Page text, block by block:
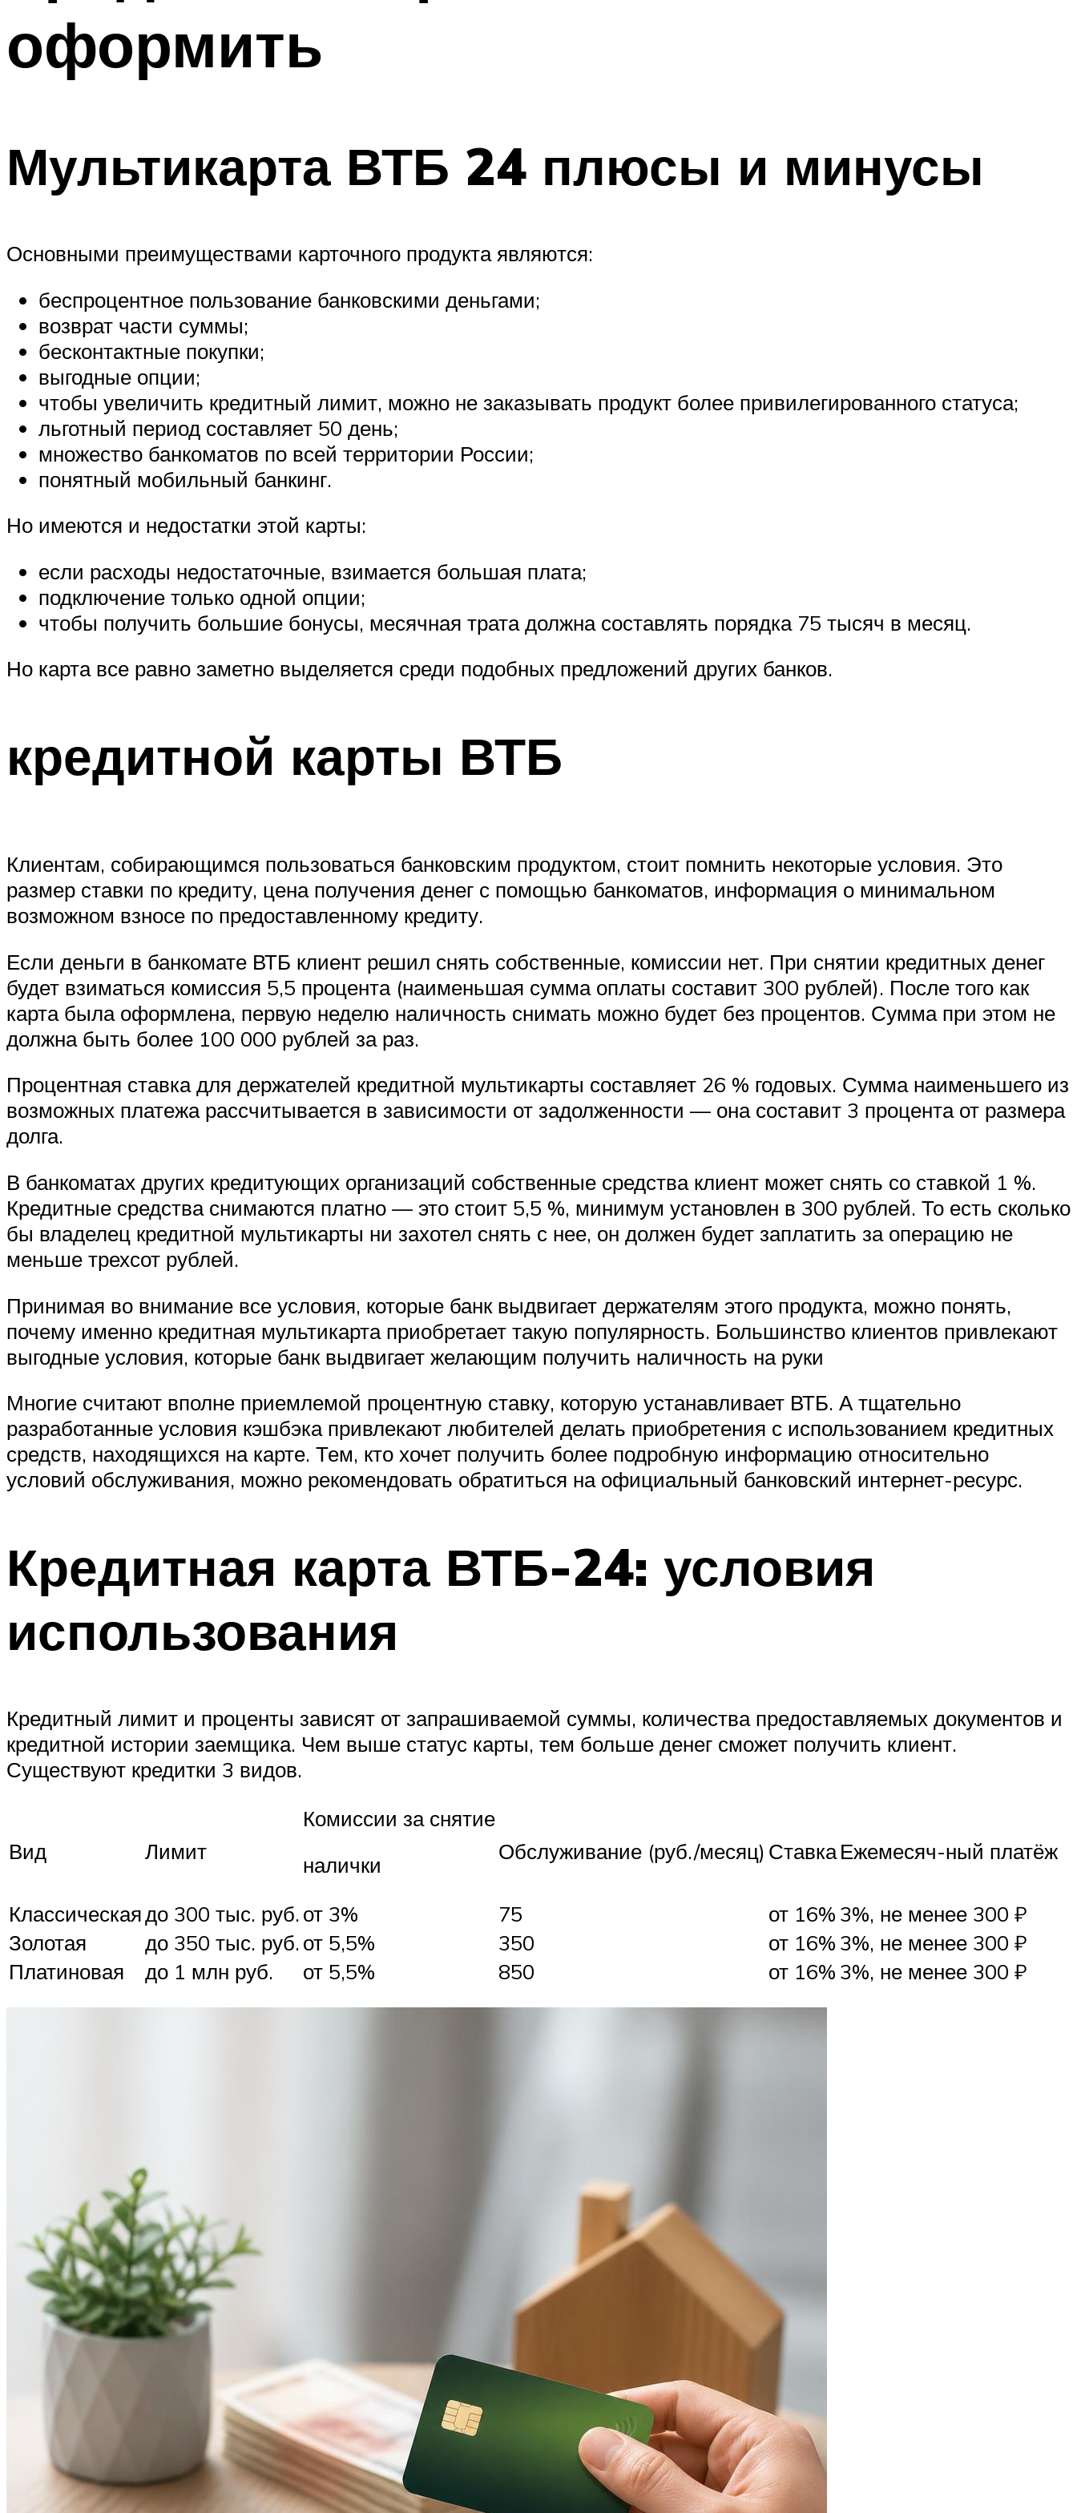
оформить
Мультикарта ВТБ 24 плюсы и минусы
Основными преимуществами карточного продукта являются:
беспроцентное пользование банковскими деньгами;
возврат части суммы;
бесконтактные покупки;
выгодные опции;
чтобы увеличить кредитный лимит, можно не заказывать продукт более привилегированного статуса;
льготный период составляет 50 день;
множество банкоматов по всей территории России;
понятный мобильный банкинг.
Но имеются и недостатки этой карты:
если расходы недостаточные, взимается большая плата;
подключение только одной опции;
чтобы получить большие бонусы, месячная трата должна составлять порядка 75 тысяч в месяц.
Но карта все равно заметно выделяется среди подобных предложений других банков.
кредитной карты ВТБ
Клиентам, собирающимся пользоваться банковским продуктом, стоит помнить некоторые условия. Это
размер ставки по кредиту, цена получения денег с помощью банкоматов, информация о минимальном
возможном взносе по предоставленному кредиту.
Если деньги в банкомате ВТБ клиент решил снять собственные, комиссии нет. При снятии кредитных денег
будет взиматься комиссия 5,5 процента (наименьшая сумма оплаты составит 300 рублей). После того как
карта была оформлена, первую неделю наличность снимать можно будет без процентов. Сумма при этом не
должна быть более 100 000 рублей за раз.
Процентная ставка для держателей кредитной мультикарты составляет 26 % годовых. Сумма наименьшего из
возможных платежа рассчитывается в зависимости от задолженности — она составит 3 процента от размера
долга.
В банкоматах других кредитующих организаций собственные средства клиент может снять со ставкой 1 %.
Кредитные средства снимаются платно — это стоит 5,5 %, минимум установлен в 300 рублей. То есть сколько
бы владелец кредитной мультикарты ни захотел снять с нее, он должен будет заплатить за операцию не
меньше трехсот рублей.
Принимая во внимание все условия, которые банк выдвигает держателям этого продукта, можно понять,
почему именно кредитная мультикарта приобретает такую популярность. Большинство клиентов привлекают
выгодные условия, которые банк выдвигает желающим получить наличность на руки
Многие считают вполне приемлемой процентную ставку, которую устанавливает ВТБ. А тщательно
разработанные условия кэшбэка привлекают любителей делать приобретения с использованием кредитных
средств, находящихся на карте. Тем, кто хочет получить более подробную информацию относительно
условий обслуживания, можно рекомендовать обратиться на официальный банковский интернет-ресурс.
Кредитная карта ВТБ-24: условия
использования
Кредитный лимит и проценты зависят от запрашиваемой суммы, количества предоставляемых документов и
кредитной истории заемщика. Чем выше статус карты, тем больше денег сможет получить клиент.
Существуют кредитки 3 видов.
Вид Лимит
Комиссии за снятие
налички
Обслуживание (руб./месяц) СтавкаЕжемесяч-ный платёж
Классическаядо 300 тыс. руб.от 3% 75 от 16% 3%, не менее 300 ₽
Золотая
до 350 тыс. руб.от 5,5% 350 от 16% 3%, не менее 300 ₽
Платиновая
до 1 млн руб. от 5,5% 850 от 16% 3%, не менее 300 ₽